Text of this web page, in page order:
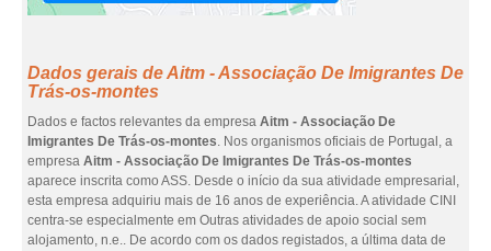
Dados gerais de Aitm - Associação De Imigrantes De
Trás-os-montes
Dados e factos relevantes da empresa Aitm - Associação De
Imigrantes De Trás-os-montes. Nos organismos oficiais de Portugal, a
empresa Aitm - Associação De Imigrantes De Trás-os-montes
aparece inscrita como ASS. Desde o início da sua atividade empresarial,
esta empresa adquiriu mais de 16 anos de experiência. A atividade CINI
centra-se especialmente em Outras atividades de apoio social sem
alojamento, n.e.. De acordo com os dados registados, a última data de